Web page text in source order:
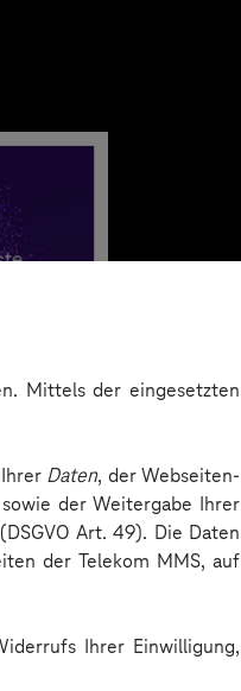
Mittels der eingesetzten
Daten, der Webseiten-
der Weitergabe Ihrer
Art. 49). Die Daten
der Telekom MMS, auf
Ihrer Einwilligung,